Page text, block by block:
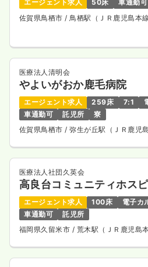
エージェント求人 50床
車通勤可
佐賀県鳥栖市 / 鳥栖駅（ＪＲ鹿児島本
医療法人清明会
やよいがおか鹿毛病院
エージェント求人 259床 7:1
車通勤可
託児所
寮
佐賀県鳥栖市/ 弥生が丘駅（ＪＲ鹿児
医療法人社団久英会
高良台コミュニティホス
エージェント求人 100床
電子カ
車通勤可
託児所
福岡県久留米市 / 荒木駅（ＪＲ鹿児島